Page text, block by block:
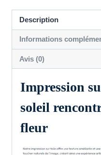
rivière
fleur
Description
Informations
Avis (0)
Impression
soleil
fleur